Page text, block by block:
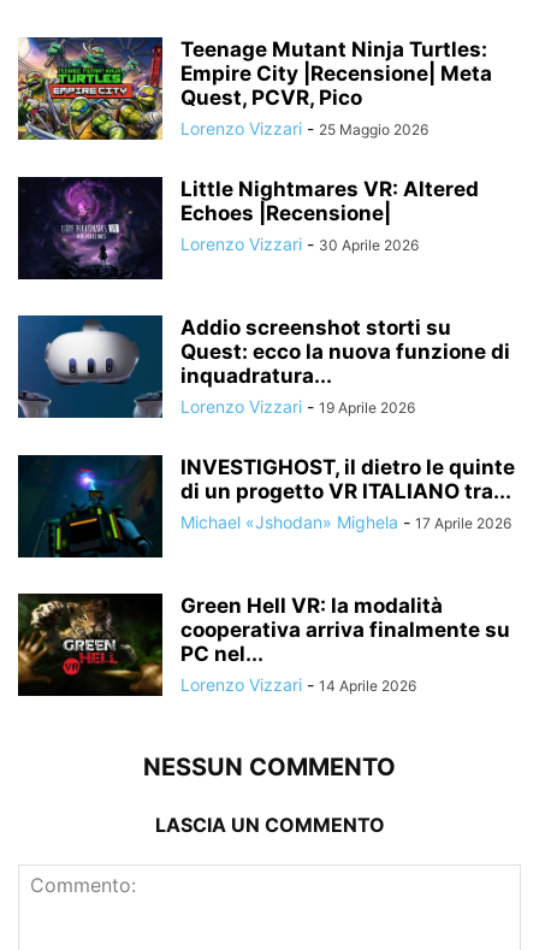
Teenage Mutant Ninja Turtles:
Empire City |Recensione| Meta
Quest, PCVR, Pico
Lorenzo Vizzari - 25 Maggio 2026
Little Nightmares VR: Altered
Echoes |Recensione|
Lorenzo Vizzari - 30 Aprile 2026
Addio screenshot storti su
Quest: ecco la nuova funzione di
inquadratura...
Lorenzo Vizzari - 19 Aprile 2026
INVESTIGHOST, il dietro le quinte
di un progetto VR ITALIANO tra...
Michael «Jshodan» Mighela - 17 Aprile 2026
Green Hell VR: la modalità
cooperativa arriva finalmente su
PC nel...
Lorenzo Vizzari - 14 Aprile 2026
NESSUN COMMENTO
LASCIA UN COMMENTO